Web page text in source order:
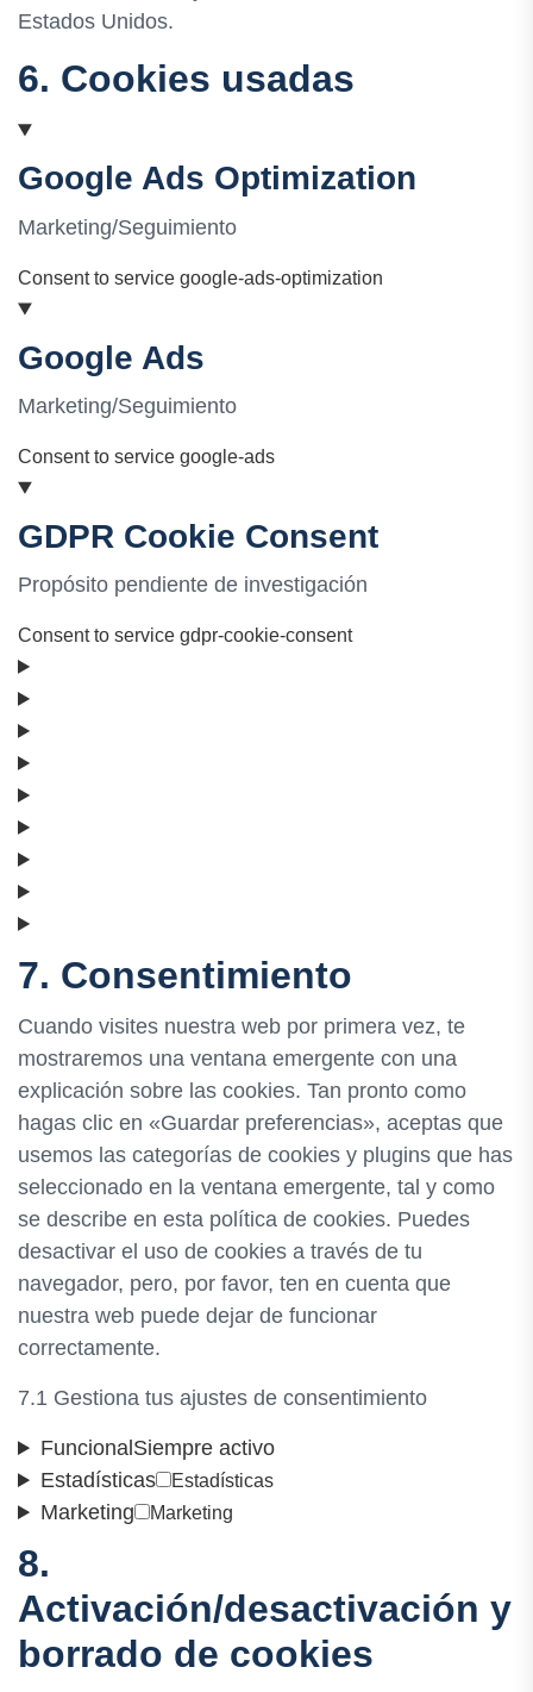
Estados Unidos.
6. Cookies usadas
Google Ads Optimization
Marketing/Seguimiento
Consent to service google-ads-optimization
Google Ads
Marketing/Seguimiento
Consent to service google-ads
GDPR Cookie Consent
Propósito pendiente de investigación
Consent to service gdpr-cookie-consent
7. Consentimiento
Cuando visites nuestra web por primera vez, te
mostraremos una ventana emergente con una
explicación sobre las cookies. Tan pronto como
hagas clic en «Guardar preferencias», aceptas que
usemos las categorías de cookies y plugins que has
seleccionado en la ventana emergente, tal y como
se describe en esta política de cookies. Puedes
desactivar el uso de cookies a través de tu
navegador, pero, por favor, ten en cuenta que
nuestra web puede dejar de funcionar
correctamente.
7.1 Gestiona tus ajustes de consentimiento
Funcional Siempre activo
Estadísticas
Estadísticas
Marketing Marketing
8.
Activación/desactivación y
borrado de cookies